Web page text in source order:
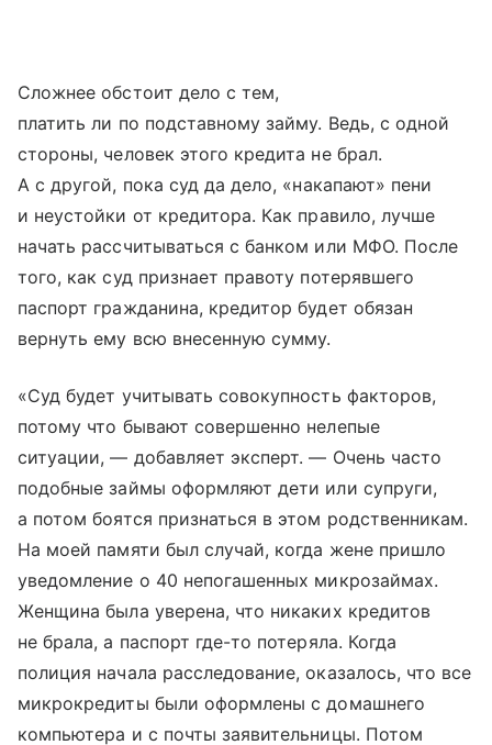
Сложнее обстоит дело с тем,
платить ли по подставному займу. Ведь, с одной
стороны, человек этого кредита не брал.
А с другой, пока суд да дело, «накапают» пени
и неустойки от кредитора. Как правило, лучше
начать рассчитываться с банком или МФО. После
того, как суд признает правоту потерявшего
паспорт гражданина, кредитор будет обязан
вернуть ему всю внесенную сумму.
«Суд будет учитывать совокупность факторов,
потому что бывают совершенно нелепые
ситуации, — добавляет эксперт. — Очень часто
подобные займы оформляют дети или супруги,
а потом боятся признаться в этом родственникам.
На моей памяти был случай, когда жене пришло
уведомление о 40 непогашенных микрозаймах.
Женщина была уверена, что никаких кредитов
не брала, а паспорт где-то потеряла. Когда
полиция начала расследование, оказалось, что все
микрокредиты были оформлены с домашнего
компьютера и с почты заявительницы. Потом